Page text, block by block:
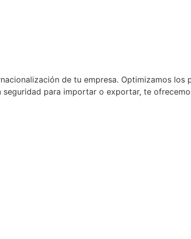
de tu empresa. Optimizamos
para importar o exportar, te